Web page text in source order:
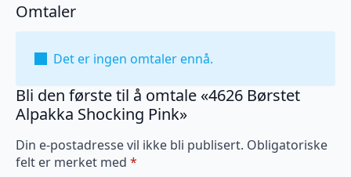
Omtaler
Det er ingen omtaler ennå.
Bli den første til å omtale «4626 Børstet
Alpakka Shocking Pink»
Din e-postadresse vil ikke bli publisert. Obligatoriske
felt er merket med *